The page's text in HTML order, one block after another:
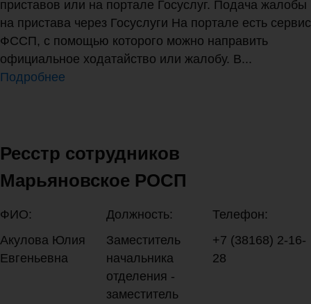
приставов или на портале Госуслуг. Подача жалобы
на пристава через Госуслуги На портале есть сервис
ФССП, с помощью которого можно направить
официальное ходатайство или жалобу. В...
Подробнее
Ресстр сотрудников
Марьяновское РОСП
ФИО: Должность:
Телефон:
Акулова Юлия
Евгеньевна
Заместитель
начальника
отделения -
заместитель
+7 (38168) 2-16-
28